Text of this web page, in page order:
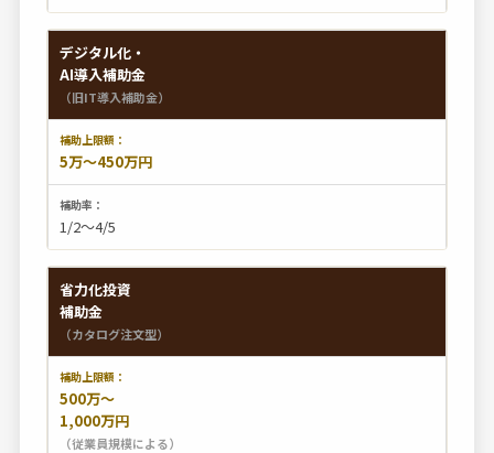
デジタル化・
AI導入補助金
（旧IT導入補助金）
5万〜450万円
1/2〜4/5
省力化投資
補助金
（カタログ注文型）
500万〜
1,000万円
（従業員規模による）